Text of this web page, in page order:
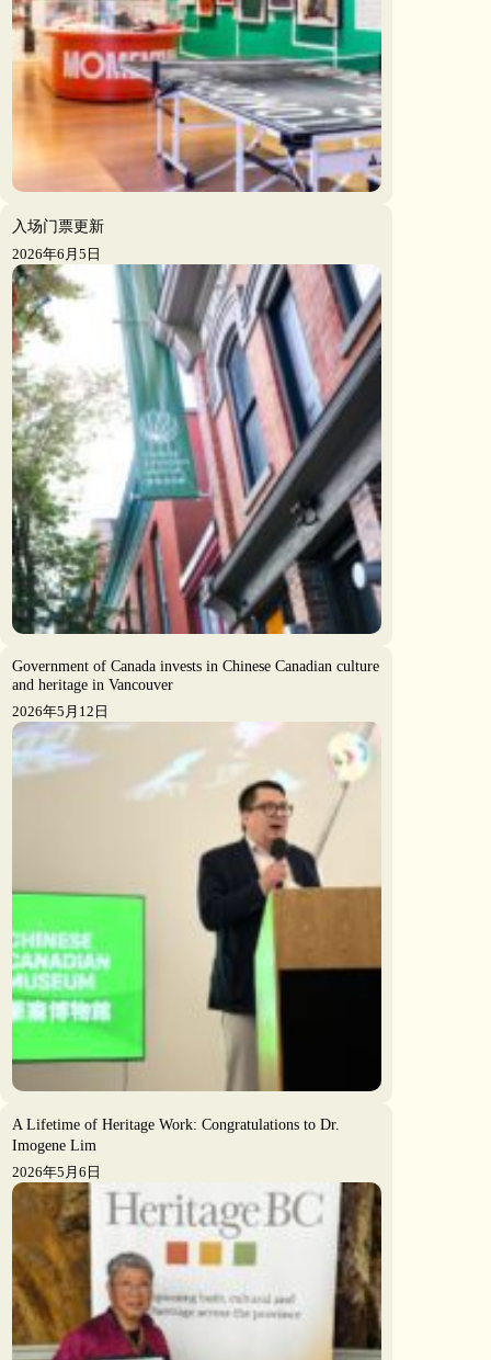
入场门票更新
2026年6月5日
Government of Canada invests in Chinese Canadian culture
and heritage in Vancouver
2026年5月12日
A Lifetime of Heritage Work: Congratulations to Dr.
Imogene Lim
2026年5月6日